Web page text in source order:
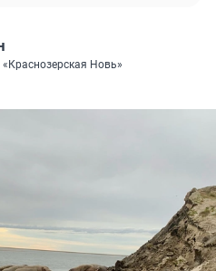
Новь»